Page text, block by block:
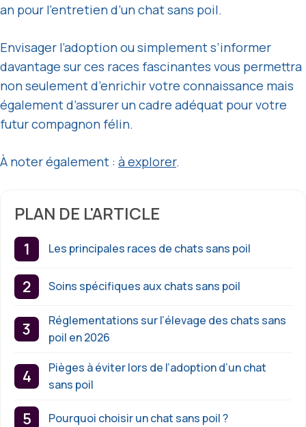
an pour l’entretien d’un chat sans poil.
Envisager l’adoption ou simplement s’informer
davantage sur ces races fascinantes vous permettra
non seulement d’enrichir votre connaissance mais
également d’assurer un cadre adéquat pour votre
futur compagnon félin.
À noter également : à explorer.
PLAN DE L'ARTICLE
Les principales races de chats sans poil
Soins spécifiques aux chats sans poil
Réglementations sur l’élevage des chats sans
poil en 2026
Pièges à éviter lors de l’adoption d’un chat
sans poil
Pourquoi choisir un chat sans poil ?